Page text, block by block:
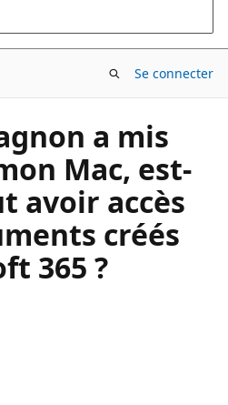
Se connecter
a mis
Mac, est-
avoir accès
créés
365 ?